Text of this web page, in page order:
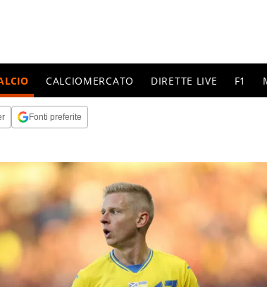
CALCIOMERCATO DIRETTE LIVE F1
Fonti preferite